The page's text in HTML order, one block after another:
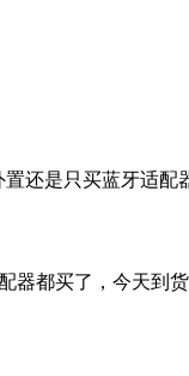
还是只买蓝牙适配
器都买了，今天到货